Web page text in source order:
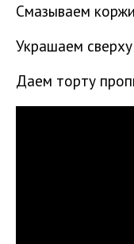
Смазываем
Украшаем
Даем торту